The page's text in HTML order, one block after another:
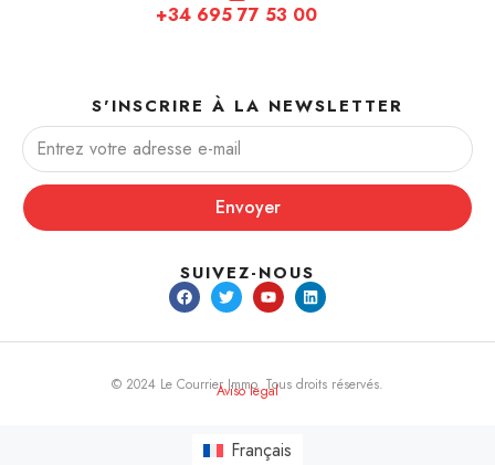
+34 695 77 53 00
S'INSCRIRE À LA NEWSLETTER
Envoyer
SUIVEZ-NOUS
© 2024 Le Courrier Immo. Tous droits réservés.
Aviso legal
Français